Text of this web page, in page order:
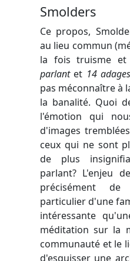
Smolders
Ce propos,
au lieu commun
la fois truisme et
parlantet 14
pas méconnaître à
la banalité. Quoi
l'émotion qui
d'images
ceux qui ne sont
de plus
parlant? L'enjeu de
précisément
particulier d'une
intéressante
méditation sur la
communauté et le
d'esquisser une